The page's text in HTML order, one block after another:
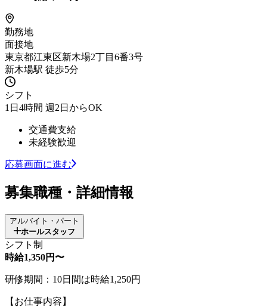
勤務地
面接地
東京都江東区新木場2丁目6番3号
新木場駅 徒歩5分
シフト
1日4時間 週2日からOK
交通費支給
未経験歓迎
応募画面に進む
募集職種・詳細情報
アルバイト・パート
ホールスタッフ
シフト制
時給1,350円〜
研修期間：10日間は時給1,250円
【お仕事内容】